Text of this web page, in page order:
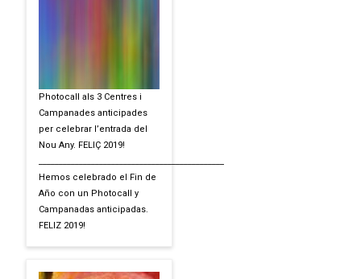
Photocall als 3 Centres i
Campanades anticipades
per celebrar l’entrada del
Nou Any. FELIÇ 2019!
Hemos celebrado el Fin de
Año con un Photocall y
Campanadas anticipadas.
FELIZ 2019!